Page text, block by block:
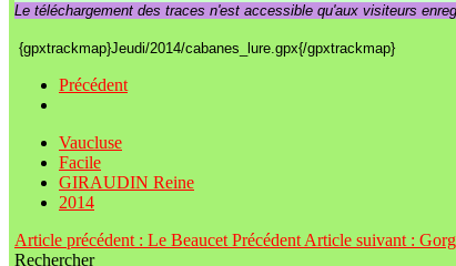
Le téléchargement des traces n'est accessible qu'aux visiteurs
{gpxtrackmap}Jeudi/2014/cabanes_lure.gpx{/gpxtrackmap}
Précédent
Vaucluse
Facile
GIRAUDIN Reine
2014
Article précédent : Le Beaucet Précédent Article suivant :
Rechercher